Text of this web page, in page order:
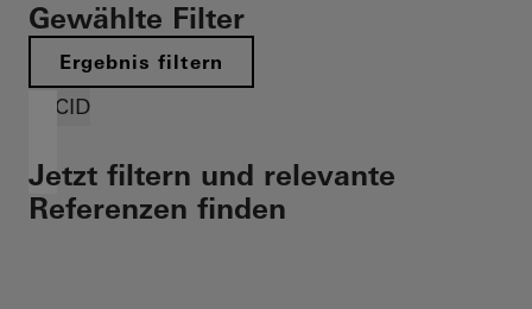
Gewählte Filter
Ergebnis filtern
FACID
Jetzt filtern und relevante
Referenzen finden